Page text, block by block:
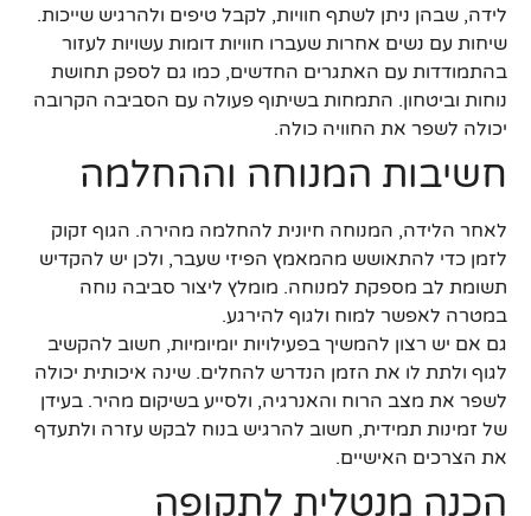
לידה, שבהן ניתן לשתף חוויות, לקבל טיפים ולהרגיש שייכות.
שיחות עם נשים אחרות שעברו חוויות דומות עשויות לעזור
בהתמודדות עם האתגרים החדשים, כמו גם לספק תחושת
נוחות וביטחון. התמחות בשיתוף פעולה עם הסביבה הקרובה
יכולה לשפר את החוויה כולה.
חשיבות המנוחה וההחלמה
לאחר הלידה, המנוחה חיונית להחלמה מהירה. הגוף זקוק
לזמן כדי להתאושש מהמאמץ הפיזי שעבר, ולכן יש להקדיש
תשומת לב מספקת למנוחה. מומלץ ליצור סביבה נוחה
במטרה לאפשר למוח ולגוף להירגע.
גם אם יש רצון להמשיך בפעילויות יומיומיות, חשוב להקשיב
לגוף ולתת לו את הזמן הנדרש להחלים. שינה איכותית יכולה
לשפר את מצב הרוח והאנרגיה, ולסייע בשיקום מהיר. בעידן
של זמינות תמידית, חשוב להרגיש בנוח לבקש עזרה ולתעדף
את הצרכים האישיים.
הכנה מנטלית לתקופה